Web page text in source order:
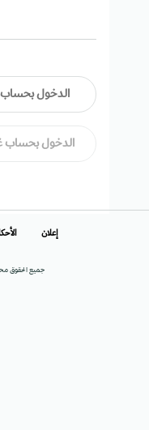
الدخول
الدخول بحساب
جميع الحقوق
إعلان